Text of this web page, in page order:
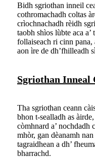
Bidh sgriothan inneil
cothromachadh coltas
crìochnachadh rèidh
taobh shìos lùbte aca
follaiseach ri cinn pana,
aon ìre de dh’fhilleadh
Sgriothan Inneal
Tha sgriothan ceann
bhon t-sealladh as
còmhnard a’ nochdadh
mhòr, gan dèanamh
tagraidhean a dh’
bharrachd.